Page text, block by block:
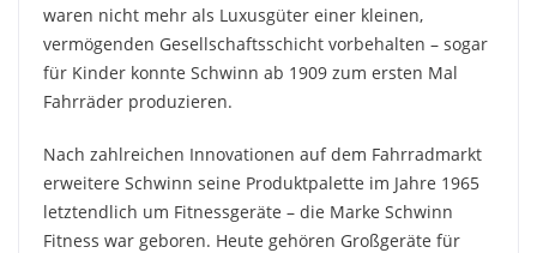
waren nicht mehr als Luxusgüter einer kleinen,
vermögenden Gesellschaftsschicht vorbehalten – sogar
für Kinder konnte Schwinn ab 1909 zum ersten Mal
Fahrräder produzieren.
Nach zahlreichen Innovationen auf dem Fahrradmarkt
erweitere Schwinn seine Produktpalette im Jahre 1965
letztendlich um Fitnessgeräte – die Marke Schwinn
Fitness war geboren. Heute gehören Großgeräte für